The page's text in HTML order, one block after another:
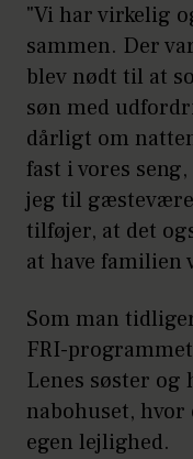
"Vi har virkelig
sammen. Der
blev nødt til at
søn med
dårligt om
fast i vores
jeg til
tilføjer, at det
at have familien
Som man
FRI-
Lenes søster og
nabohuset,
egen lejlighed.